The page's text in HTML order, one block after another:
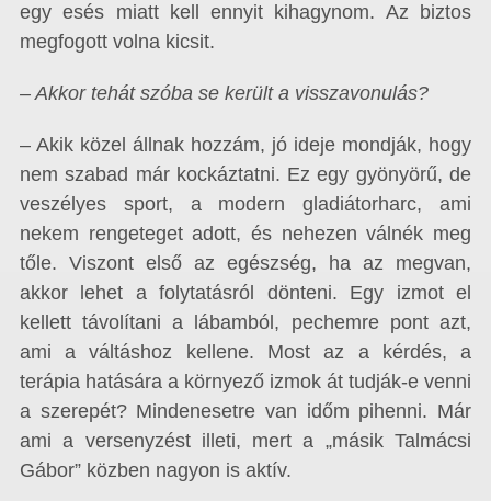
egy esés miatt kell ennyit kihagynom. Az biztos
megfogott volna kicsit.
– Akkor tehát szóba se került a visszavonulás?
– Akik közel állnak hozzám, jó ideje mondják, hogy
nem szabad már kockáztatni. Ez egy gyönyörű, de
veszélyes sport, a modern gladiátorharc, ami
nekem rengeteget adott, és nehezen válnék meg
tőle. Viszont első az egészség, ha az megvan,
akkor lehet a folytatásról dönteni. Egy izmot el
kellett távolítani a lábamból, pechemre pont azt,
ami a váltáshoz kellene. Most az a kérdés, a
terápia hatására a környező izmok át tudják-e venni
a szerepét? Mindenesetre van időm pihenni. Már
ami a versenyzést illeti, mert a „másik Talmácsi
Gábor” közben nagyon is aktív.